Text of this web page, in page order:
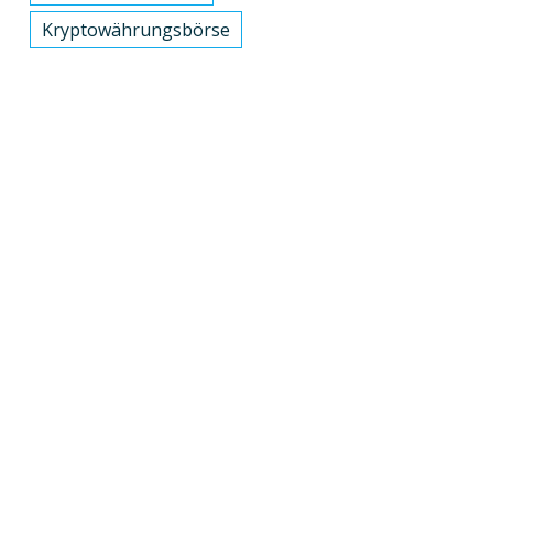
Kryptowährungsbörse